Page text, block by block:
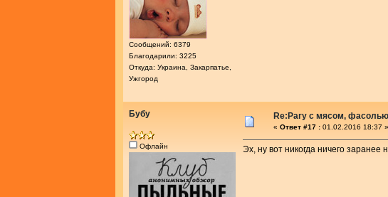
Сообщений: 6379
Благодарили: 3225
Откуда: Украина, Закарпатье,
Ужгород
Бубу
Офлайн
Re:Рагу с мясом,
« Ответ #17 : 01.02.2016 18:37 »
Эх, ну вот никогда ничего